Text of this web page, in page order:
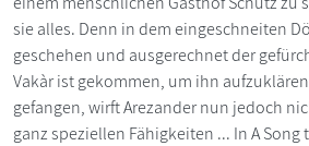
sie alles. Denn in dem eingeschneiten
geschehen und ausgerechnet der
Vakàr ist gekommen, um ihn
gefangen, wirft Arezander nun jedoch
ganz speziellen Fähigkeiten ... In A Song